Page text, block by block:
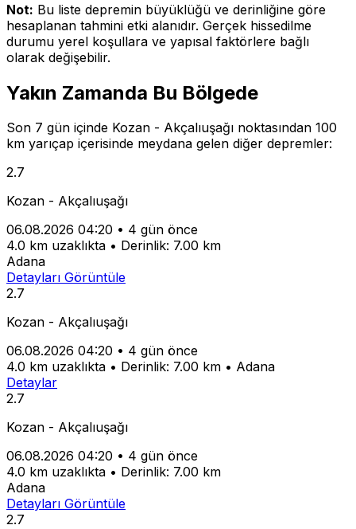
Not: Bu liste depremin büyüklüğü ve derinliğine göre
hesaplanan tahmini etki alanıdır. Gerçek hissedilme
durumu yerel koşullara ve yapısal faktörlere bağlı
olarak değişebilir.
Yakın Zamanda Bu Bölgede
Son 7 gün içinde Kozan - Akçalıuşağı noktasından 100
km yarıçap içerisinde meydana gelen diğer depremler:
2.7
Kozan - Akçalıuşağı
06.08.2026 04:20 • 4 gün önce
4.0 km uzaklıkta • Derinlik: 7.00 km
Adana
Detayları Görüntüle
2.7
Kozan - Akçalıuşağı
06.08.2026 04:20 • 4 gün önce
4.0 km uzaklıkta • Derinlik: 7.00 km • Adana
Detaylar
2.7
Kozan - Akçalıuşağı
06.08.2026 04:20 • 4 gün önce
4.0 km uzaklıkta • Derinlik: 7.00 km
Adana
Detayları Görüntüle
2.7